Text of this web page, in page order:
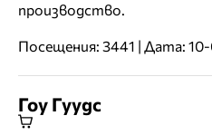
производство.
Посещения: 3441 | Дата:
Гоу Гуудс